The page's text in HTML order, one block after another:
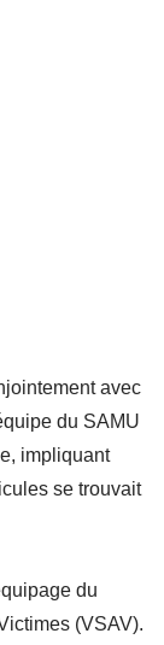
avec
du SAMU
impliquant
se trouvait
du
(VSAV).